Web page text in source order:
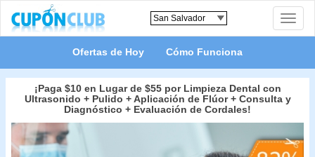
Toggle
Ofertas de Hoy Cómo Funciona
¡Paga $10 en Lugar de $55 por Limpieza Dental con
Ultrasonido + Pulido + Aplicación de Flúor + Consulta y
Diagnóstico + Evaluación de Cordales!